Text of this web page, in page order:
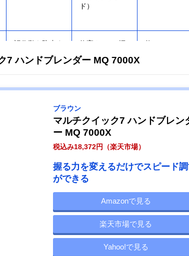
ド）
誤作動を防止す
るダブルロック
構造
約高さ41.5×幅
5.5×奥行6cm
約620g
7 ハンドブレンダー MQ 7000X
ブラウン
マルチクイック7 ハンドブレン
ー MQ 7000X
税込み18,372円（楽天市場）
握る力を変えるだけでスピード
ができる
Amazonで見る
楽天市場で見る
Yahoo!で見る